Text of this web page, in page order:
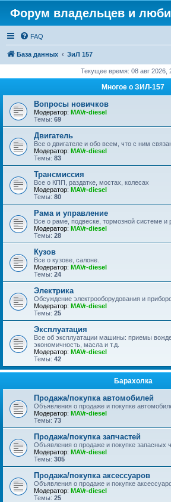
Форум владельцев и
FAQ
База данных ЗиЛ 157
Текущее время: 08 авг 2026,
Многое о ЗИЛ-157
Вопросы новичков
Модератор: MAVr-diesel
Темы: 69
Двигатель
Все о двигателе и обо всем, что с ним
Модератор: MAVr-diesel
Темы: 83
Трансмиссия
Все о КПП, раздатке, мостах, колесах
Модератор: MAVr-diesel
Темы: 80
Рама и управление
Все о раме, подвеске, тормозной системе и
Модератор: MAVr-diesel
Темы: 28
Кузов
Все о кузове, салоне.
Модератор: MAVr-diesel
Темы: 24
Электрика
Обсуждение электрооборудования и
Модератор: MAVr-diesel
Темы: 25
Эксплуатация
Все об эксплуатации машины: приемы
экономичность, масла и т.д.
Модератор: MAVr-diesel
Темы: 42
Барахолка
Продажа/покупка автомобилей
Объявления о продаже и покупке
Модератор: MAVr-diesel
Темы: 73
Продажа/покупка запчастей
Объявления о продаже и покупке запасных
Модератор: MAVr-diesel
Темы: 305
Продажа/покупка аксессуаров
Объявления о продаже и покупке
Модератор: MAVr-diesel
Темы: 25